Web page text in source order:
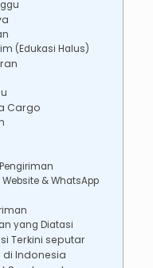
(Edukasi Halus)
Cargo
& WhatsApp
yang Diatasi
Terkini seputar
di Indonesia